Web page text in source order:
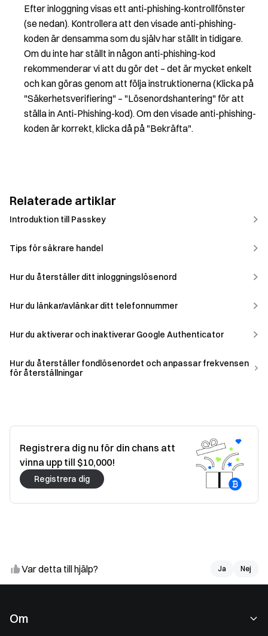
Efter inloggning visas ett anti-phishing-kontrollfönster
(se nedan). Kontrollera att den visade anti-phishing-
koden är densamma som du själv har ställt in tidigare.
Om du inte har ställt in någon anti-phishing-kod
rekommenderar vi att du gör det – det är mycket enkelt
och kan göras genom att följa instruktionerna (Klicka på
"Säkerhetsverifiering" – "Lösenordshantering" för att
ställa in Anti-Phishing-kod). Om den visade anti-phishing-
koden är korrekt, klicka då på "Bekräfta".
Relaterade artiklar
Introduktion till Passkey
Tips för säkrare handel
Hur du återställer ditt inloggningslösenord
Hur du länkar/avlänkar ditt telefonnummer
Hur du aktiverar och inaktiverar Google Authenticator
Hur du återställer fondlösenordet och anpassar frekvensen
för återställningar
Registrera dig nu för din chans att
vinna upp till $10,000!
Registrera dig
Nej
Var detta till hjälp? Ja Nej
Om